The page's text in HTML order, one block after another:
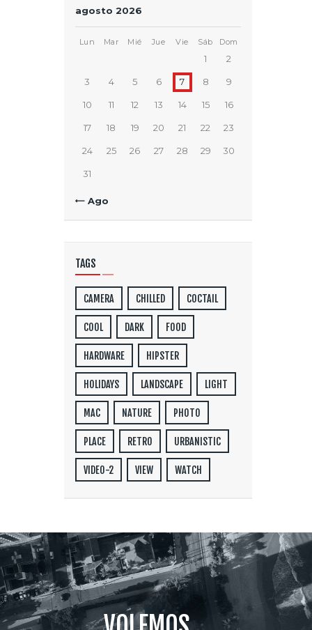
agosto 2026
Lun Mar Mié Jue Vie Sáb Dom
1 2
3 4 5 6 7 8 9
10 11 12 13 14 15 16
17 18 19 20 21 22 23
24 25 26 27 28 29 30
31
« Ago
TAGS
CAMERA CHILLED COCTAIL
COOL DARK FOOD
HARDWARE HIPSTER
HOLIDAYS LANDSCAPE LIGHT
MAC NATURE PHOTO
PLACE RETRO URBANISTIC
VIDEO-2 VIEW WATCH